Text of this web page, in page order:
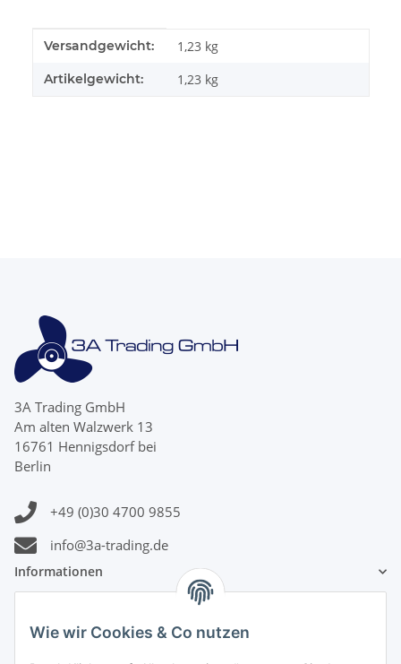
Wie wir Cookies & Co nutzen
Produkteigenschaft
Wert
Versandgewicht: 1,23 kg
Artikelgewicht: 1,23 kg
3A Trading GmbH
Am alten Walzwerk 13
16761 Hennigsdorf bei
Berlin
+49 (0)30 4700 9855
info@3a-trading.de
Informationen